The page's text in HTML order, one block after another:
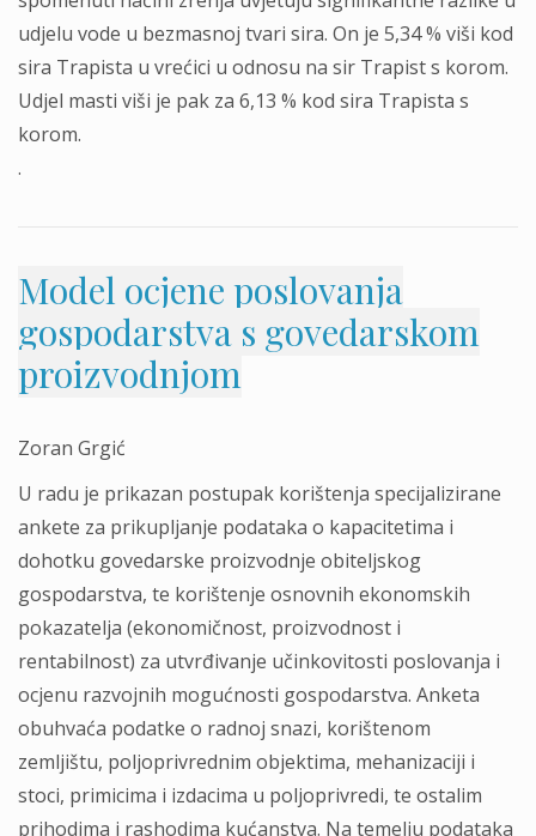
udjelu vode u bezmasnoj tvari sira. On je 5,34 % viši kod
sira Trapista u vrećici u odnosu na sir Trapist s korom.
Udjel masti viši je pak za 6,13 % kod sira Trapista s
korom.
.
Model ocjene poslovanja
gospodarstva s govedarskom
proizvodnjom
Zoran Grgić
U radu je prikazan postupak korištenja specijalizirane
ankete za prikupljanje podataka o kapacitetima i
dohotku govedarske proizvodnje obiteljskog
gospodarstva, te korištenje osnovnih ekonomskih
pokazatelja (ekonomičnost, proizvodnost i
rentabilnost) za utvrđivanje učinkovitosti poslovanja i
ocjenu razvojnih mogućnosti gospodarstva. Anketa
obuhvaća podatke o radnoj snazi, korištenom
zemljištu, poljoprivrednim objektima, mehanizaciji i
stoci, primicima i izdacima u poljoprivredi, te ostalim
prihodima i rashodima kućanstva. Na temelju podataka